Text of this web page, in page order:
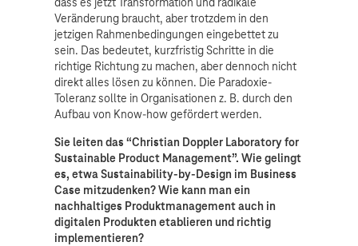
Veränderung braucht, aber trotzdem in den
jetzigen Rahmenbedingungen eingebettet zu
sein. Das bedeutet, kurzfristig Schritte in die
richtige Richtung zu machen, aber dennoch nicht
direkt alles lösen zu können. Die Paradoxie-
Toleranz sollte in Organisationen z. B. durch den
Aufbau von Know-how gefördert werden.
Sie leiten das “Christian Doppler Laboratory for
Sustainable Product Management”. Wie gelingt
es, etwa Sustainability-by-Design im Business
Case mitzudenken? Wie kann man ein
nachhaltiges Produktmanagement auch in
digitalen Produkten etablieren und richtig
implementieren?